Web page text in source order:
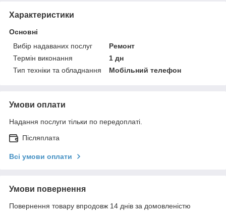
Характеристики
Основні
Вибір надаваних послуг
Ремонт
Термін виконання
1 дн
Тип техніки та обладнання
Мобільний телефон
Умови оплати
Надання послуги тільки по передоплаті.
Післяплата
Всі умови оплати
Умови повернення
Повернення товару впродовж 14 днів за домовленістю